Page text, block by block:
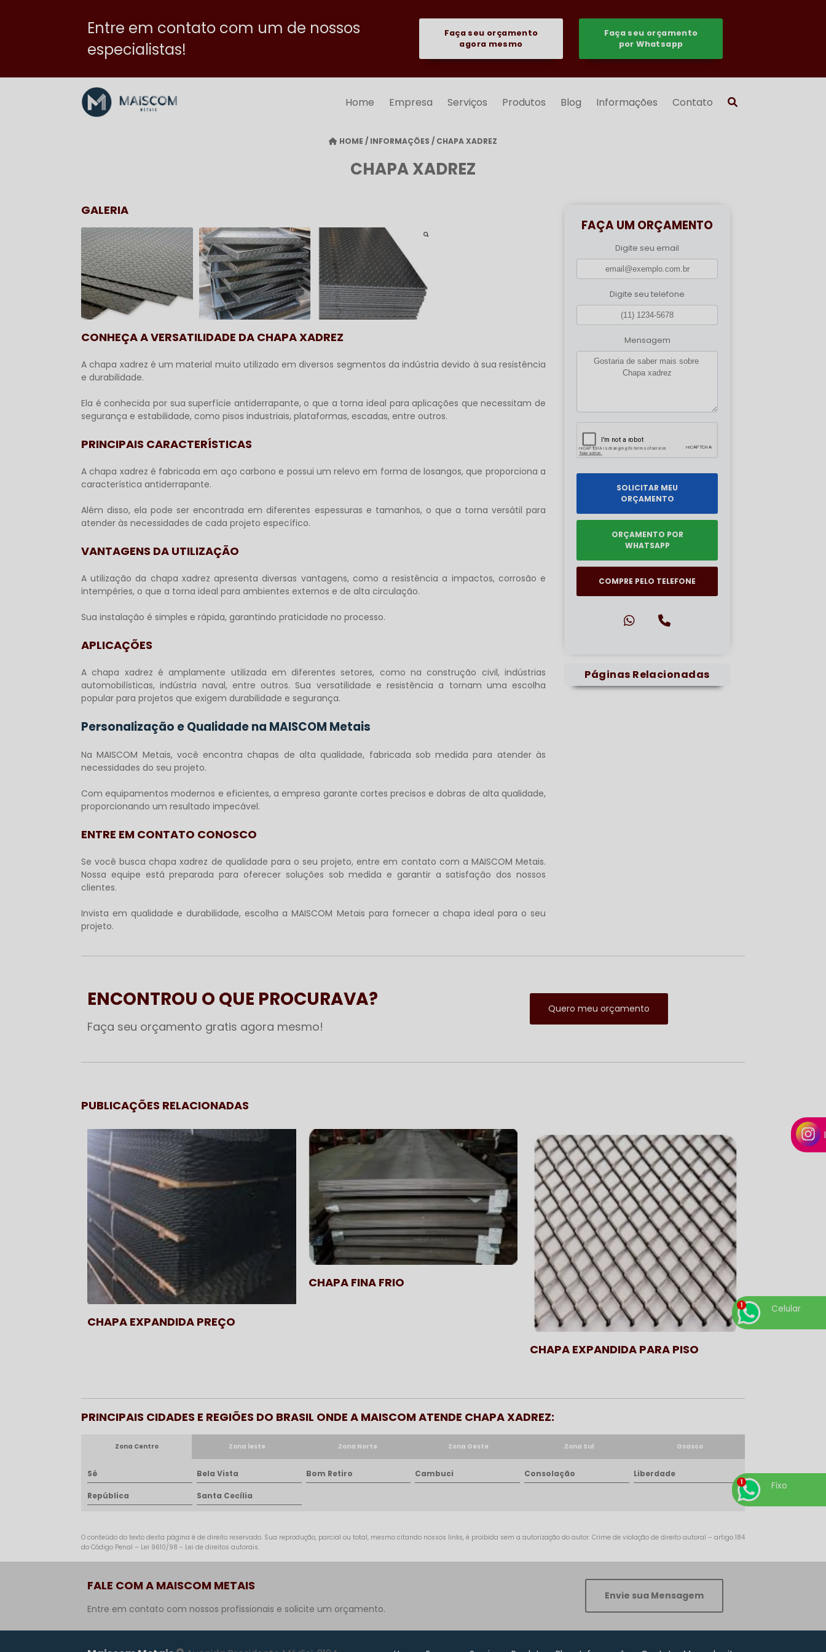
Entre em contato com um de nossos
especialistas!
Faça seu orçamento
agora mesmo
Faça seu orçamento
por Whatsapp
Home Empresa Serviços Produtos Blog Informações Contato
HOME / INFORMAÇÕES / CHAPA XADREZ
CHAPA XADREZ
GALERIA
CONHEÇA A VERSATILIDADE DA CHAPA XADREZ
A chapa xadrez é um material muito utilizado em diversos segmentos da indústria devido à sua resistência
e durabilidade.
Ela é conhecida por sua superfície antiderrapante, o que a torna ideal para aplicações que necessitam de
segurança e estabilidade, como pisos industriais, plataformas, escadas, entre outros.
PRINCIPAIS CARACTERÍSTICAS
A chapa xadrez é fabricada em aço carbono e possui um relevo em forma de losangos, que proporciona a
característica antiderrapante.
Além disso, ela pode ser encontrada em diferentes espessuras e tamanhos, o que a torna versátil para
atender às necessidades de cada projeto específico.
VANTAGENS DA UTILIZAÇÃO
A utilização da chapa xadrez apresenta diversas vantagens, como a resistência a impactos, corrosão e
intempéries, o que a torna ideal para ambientes externos e de alta circulação.
Sua instalação é simples e rápida, garantindo praticidade no processo.
APLICAÇÕES
A chapa xadrez é amplamente utilizada em diferentes setores, como na construção civil, indústrias
automobilísticas, indústria naval, entre outros. Sua versatilidade e resistência a tornam uma escolha
popular para projetos que exigem durabilidade e segurança.
Personalização e Qualidade na MAISCOM Metais
Na MAISCOM Metais, você encontra chapas de alta qualidade, fabricada sob medida para atender às
necessidades do seu projeto.
Com equipamentos modernos e eficientes, a empresa garante cortes precisos e dobras de alta qualidade,
proporcionando um resultado impecável.
ENTRE EM CONTATO CONOSCO
Se você busca chapa xadrez de qualidade para o seu projeto, entre em contato com a MAISCOM Metais.
Nossa equipe está preparada para oferecer soluções sob medida e garantir a satisfação dos nossos
clientes.
Invista em qualidade e durabilidade, escolha a MAISCOM Metais para fornecer a chapa ideal para o seu
projeto.
FAÇA UM ORÇAMENTO
Digite seu email
Digite seu telefone
Mensagem
SOLICITAR MEU
ORÇAMENTO
ORÇAMENTO POR
WHATSAPP
COMPRE PELO TELEFONE
Páginas Relacionadas
ENCONTROU O QUE PROCURAVA?
Faça seu orçamento gratis agora mesmo!
Quero meu orçamento
PUBLICAÇÕES RELACIONADAS
CHAPA EXPANDIDA PREÇO
CHAPA FINA FRIO
CHAPA EXPANDIDA PARA PISO
PRINCIPAIS CIDADES E REGIÕES DO BRASIL ONDE A MAISCOM ATENDE CHAPA XADREZ:
Zona Centro Zona leste Zona Norte Zona Oeste Zona Sul Osasco
Sé Bela Vista Bom Retiro Cambuci Consolação Liberdade
República Santa Cecília
O conteúdo do texto desta página é de direito reservado. Sua reprodução, parcial ou total, mesmo citando nossos links, é proibida sem a autorização do autor. Crime de violação de direito autoral – artigo 184
do Código Penal – Lei 9610/98 - Lei de direitos autorais.
FALE COM A MAISCOM METAIS
Entre em contato com nossos profissionais e solicite um orçamento.
Envie sua Mensagem
Fixo
Celular